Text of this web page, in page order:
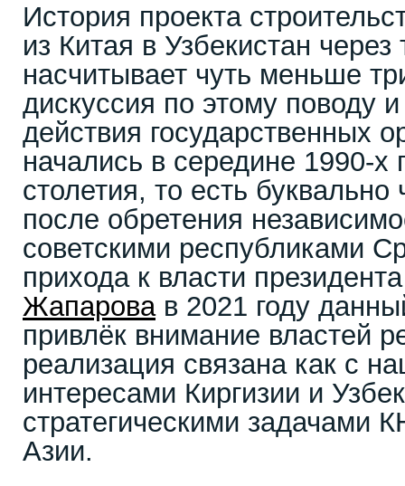
История проекта
из Китая в Узбекистан
насчитывает чуть меньше
дискуссия по этому поводу
действия государственных
начались в середине 1990-х
столетия, то есть буквально
после обретения
советскими республиками
прихода к власти
Жапаровав 2021 году
привлёк внимание властей
реализация связана как с
интересами Киргизии и
стратегическими задачами
Азии.